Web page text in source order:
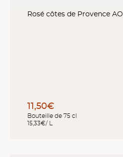
Rosé côtes de Provence
11,50€
Bouteille de 75 cl
15,33€/ L